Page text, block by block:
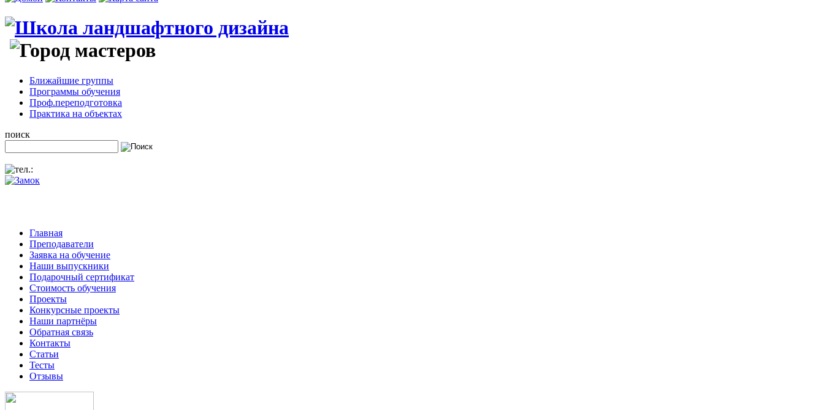
Ближайшие группы
Программы обучения
Проф.переподготовка
Практика на объектах
поиск
Главная
Преподаватели
Заявка на обучение
Наши выпускники
Подарочный сертификат
Стоимость обучения
Проекты
Конкурсные проекты
Наши партнёры
Обратная связь
Контакты
Статьи
Тесты
Отзывы